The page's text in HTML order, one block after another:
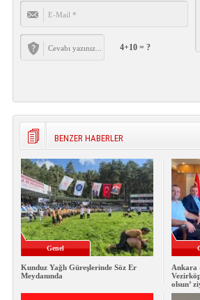
4+10 = ?
BENZER HABERLER
Genel
Kunduz Yağlı Güreşlerinde Söz Er
Meydanında
Ankara
olsun’